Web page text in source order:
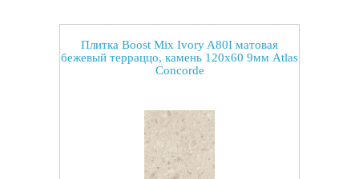
Плитка Boost Mix Ivory A80I матовая
бежевый терраццо, камень 120x60 9мм Atlas
Concorde